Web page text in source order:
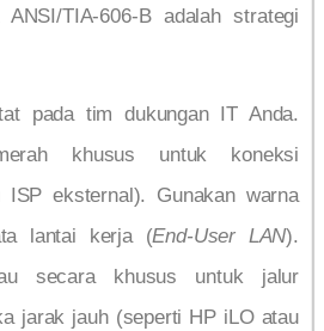
TIA-606-B adalah strategi
pada tim dukungan IT Anda.
khusus untuk koneksi
ISP eksternal). Gunakan warna
lantai kerja (End-User LAN).
secara khusus untuk jalur
jarak jauh (seperti HP iLO atau